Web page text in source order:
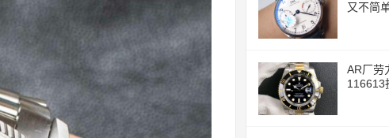
又不简
AR厂劳
116613